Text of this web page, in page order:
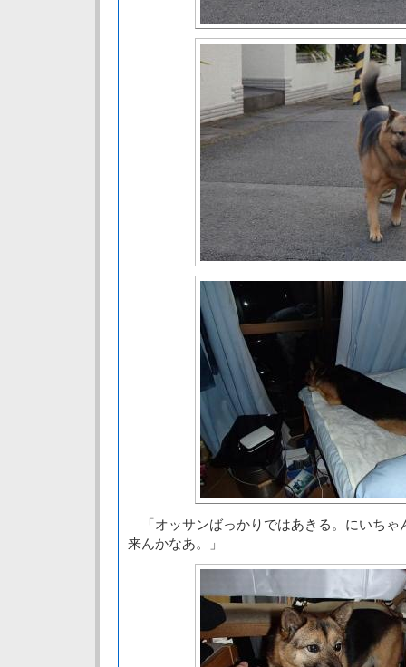
「オッサンばっかりではあきる。にいちゃ
来んかなあ。」